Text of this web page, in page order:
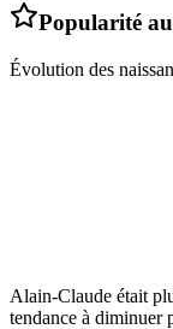
Popularité
Évolution des
Alain-Claude était
tendance à diminuer